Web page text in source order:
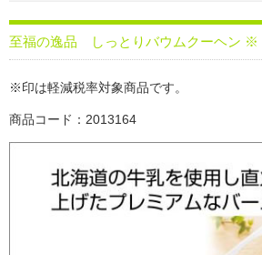
至福の逸品 しっとりバウムクーヘン ※
※印は軽減税率対象商品です。
商品コード：2013164